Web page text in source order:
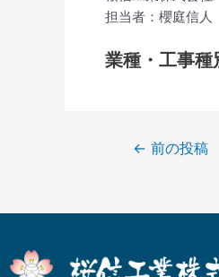
担当者：櫻庭信人
業種・工事種
← 前の投稿